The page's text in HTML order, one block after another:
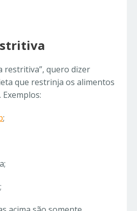
restritiva”, quero dizer
que restrinja os alimentos
;